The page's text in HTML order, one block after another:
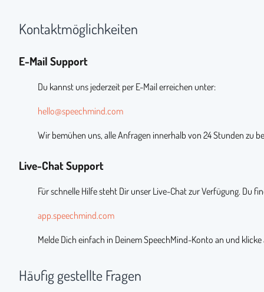
Kontaktmöglichkeiten
E-Mail Support
Du kannst uns jederzeit per E-Mail erreichen unter:
hello@speechmind.com
Wir bemühen uns, alle Anfragen innerhalb von 24 Stunden zu
Live-Chat Support
Für schnelle Hilfe steht Dir unser Live-Chat zur Verfügung. Du
app.speechmind.com
Melde Dich einfach in Deinem SpeechMind-Konto an und
Häufig gestellte Fragen